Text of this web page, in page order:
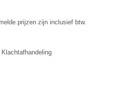
prijzen zijn inclusief btw.